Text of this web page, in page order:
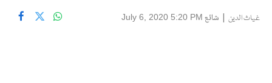
غیاث الدین | شائع July 6, 2020 5:20 PM